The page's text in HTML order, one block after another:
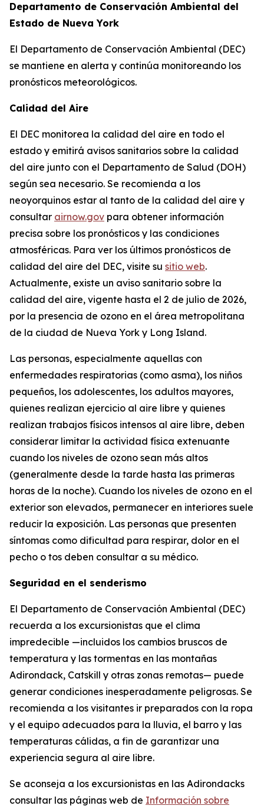
Departamento de Conservación Ambiental del
Estado de Nueva York
El Departamento de Conservación Ambiental (DEC)
se mantiene en alerta y continúa monitoreando los
pronósticos meteorológicos.
Calidad del Aire
El DEC monitorea la calidad del aire en todo el
estado y emitirá avisos sanitarios sobre la calidad
del aire junto con el Departamento de Salud (DOH)
según sea necesario. Se recomienda a los
neoyorquinos estar al tanto de la calidad del aire y
consultar airnow.gov para obtener información
precisa sobre los pronósticos y las condiciones
atmosféricas. Para ver los últimos pronósticos de
calidad del aire del DEC, visite su sitio web.
Actualmente, existe un aviso sanitario sobre la
calidad del aire, vigente hasta el 2 de julio de 2026,
por la presencia de ozono en el área metropolitana
de la ciudad de Nueva York y Long Island.
Las personas, especialmente aquellas con
enfermedades respiratorias (como asma), los niños
pequeños, los adolescentes, los adultos mayores,
quienes realizan ejercicio al aire libre y quienes
realizan trabajos físicos intensos al aire libre, deben
considerar limitar la actividad física extenuante
cuando los niveles de ozono sean más altos
(generalmente desde la tarde hasta las primeras
horas de la noche). Cuando los niveles de ozono en el
exterior son elevados, permanecer en interiores suele
reducir la exposición. Las personas que presenten
síntomas como dificultad para respirar, dolor en el
pecho o tos deben consultar a su médico.
Seguridad en el senderismo
El Departamento de Conservación Ambiental (DEC)
recuerda a los excursionistas que el clima
impredecible —incluidos los cambios bruscos de
temperatura y las tormentas en las montañas
Adirondack, Catskill y otras zonas remotas— puede
generar condiciones inesperadamente peligrosas. Se
recomienda a los visitantes ir preparados con la ropa
y el equipo adecuados para la lluvia, el barro y las
temperaturas cálidas, a fin de garantizar una
experiencia segura al aire libre.
Se aconseja a los excursionistas en las Adirondacks
consultar las páginas web de Información sobre